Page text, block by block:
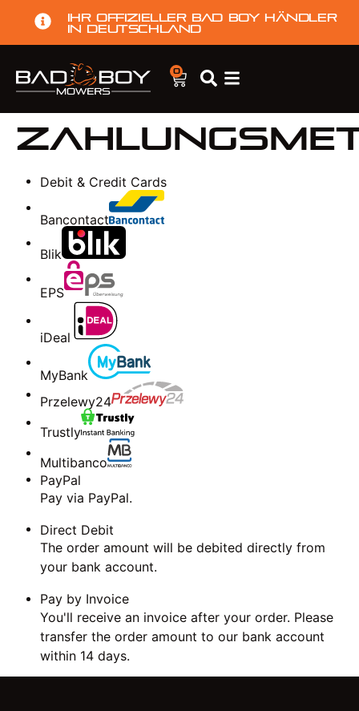
Ihr offizieller Bad Boy Händler
in Deutschland
0
Debit & Credit Cards
Bancontact
Blik
EPS
iDeal
MyBank
Przelewy24
Trustly
Multibanco
PayPal
Pay via PayPal.
Direct Debit
The order amount will be debited directly from
your bank account.
Pay by Invoice
You'll receive an invoice after your order. Please
transfer the order amount to our bank account
within 14 days.